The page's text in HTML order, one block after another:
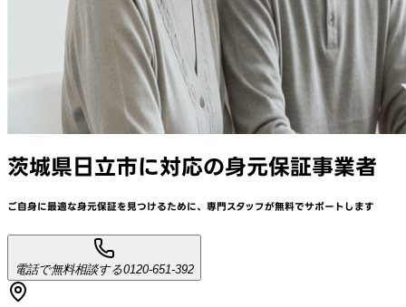
茨城県日立市に対応の身元保証事業者
ご自身に最適な身元保証を見つけるために、 専門スタッフが無料でサポートします
電話で無料相談する0120-651-392